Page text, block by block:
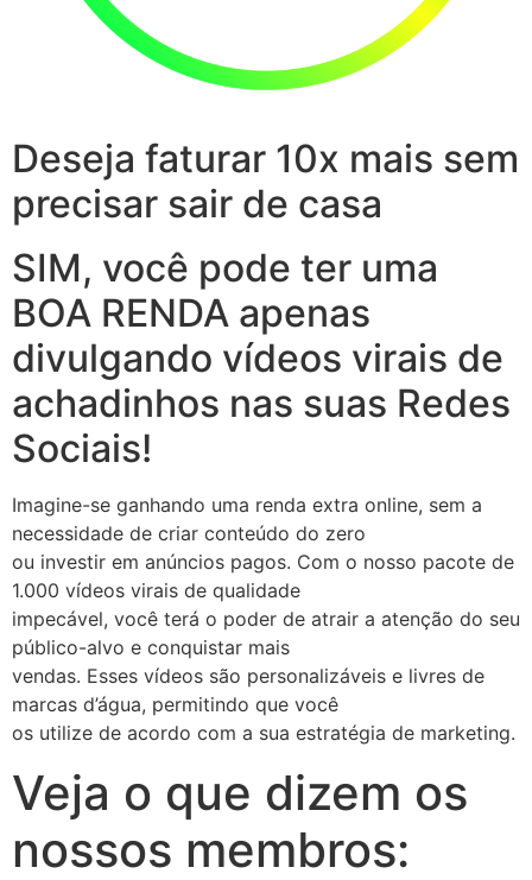
Deseja faturar 10x mais sem
precisar sair de casa
SIM, você pode ter uma
BOA RENDA apenas
divulgando vídeos virais de
achadinhos nas suas Redes
Sociais!
Imagine-se ganhando uma renda extra online, sem a
necessidade de criar conteúdo do zero
ou investir em anúncios pagos. Com o nosso pacote de
1.000 vídeos virais de qualidade
impecável, você terá o poder de atrair a atenção do seu
público-alvo e conquistar mais
vendas. Esses vídeos são personalizáveis e livres de
marcas d’água, permitindo que você
os utilize de acordo com a sua estratégia de marketing.
Veja o que dizem os
nossos membros: